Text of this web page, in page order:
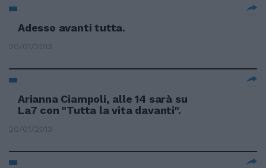
Adesso avanti tutta.
20/01/2013
Arianna Ciampoli, alle 14 sarà su
La7 con "Tutta la vita davanti".
20/01/2013